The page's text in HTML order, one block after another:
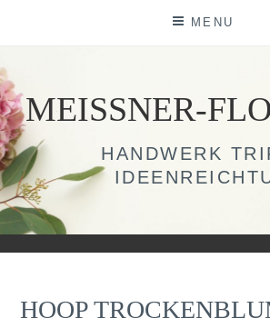
MENU
MEISSNER-
HANDWERK
HOOP